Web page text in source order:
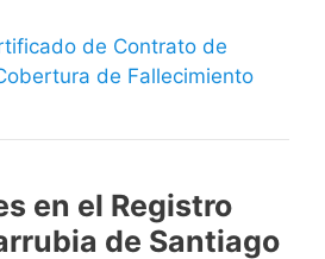
de Contrato de
de Fallecimiento
en el Registro
de Santiago